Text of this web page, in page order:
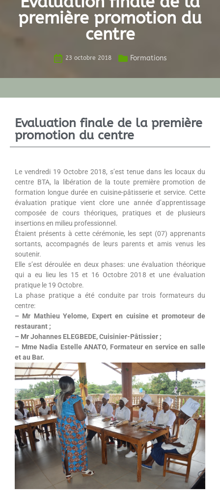
première promotion du
centre
23 octobre 2018 Formations
Evaluation finale de la première
promotion du centre
Le vendredi 19 Octobre 2018, s’est tenue dans les locaux du
centre BTA, la libération de la toute première promotion de
formation longue durée en cuisine-pâtisserie et service. Cette
évaluation pratique vient clore une année d’apprentissage
composée de cours théoriques, pratiques et de plusieurs
insertions en milieu professionnel.
Étaient présents à cette cérémonie, les sept (07) apprenants
sortants, accompagnés de leurs parents et amis venus les
soutenir.
Elle s’est déroulée en deux phases: une évaluation théorique
qui a eu lieu les 15 et 16 Octobre 2018 et une évaluation
pratique le 19 Octobre.
La phase pratique a été conduite par trois formateurs du
centre:
– Mr Mathieu Yelome, Expert en cuisine et promoteur de
restaurant ;
– Mr Johannes ELEGBEDE, Cuisinier-Pâtissier ;
– Mme Nadia Estelle ANATO, Formateur en service en salle
et au Bar.